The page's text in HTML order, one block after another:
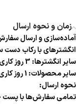
زمان و نحوه ارسال
آماده‌سازی و ارسال
انگشترهای با رکاب دست ساز: 15
سایر انگشترها: 3 روز کاری
سایر محصولات: 1 روز کاری
نحوه ارسال:
تمامی سفارش‌ها با پست